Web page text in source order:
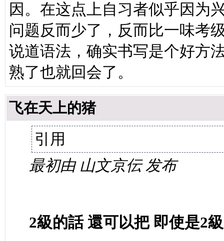
因。在这点上自习者似乎因为
问题反而少了，反而比一味考
说道语法，确实书写是个好方
熟了也就回会了。
飞在天上的猪
引用
最初由 山文京伝 发布
2級的話 還可以把 即使是2